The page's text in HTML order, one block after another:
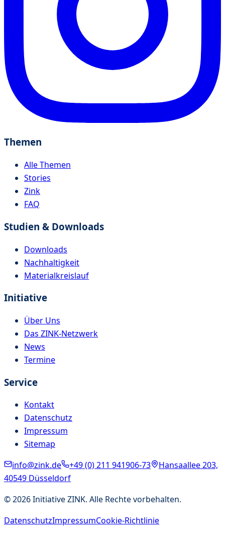
Themen
Alle Themen
Stories
Zink
FAQ
Studien & Downloads
Downloads
Nachhaltigkeit
Materialkreislauf
Initiative
Über Uns
Das ZINK-Netzwerk
News
Termine
Service
Kontakt
Datenschutz
Impressum
Sitemap
info@zink.de
+49 (0) 211 941906-73
Hansaallee 203,
40549 Düsseldorf
©2026Initiative ZINK. Alle Rechte vorbehalten.
DatenschutzImpressumCookie-Richtlinie